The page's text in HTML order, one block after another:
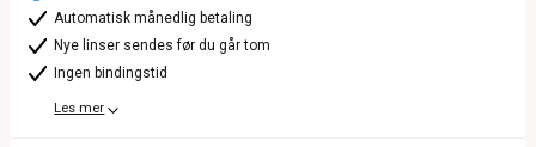
Automatisk månedlig betaling
Nye linser sendes før du går tom
Ingen bindingstid
Les mer